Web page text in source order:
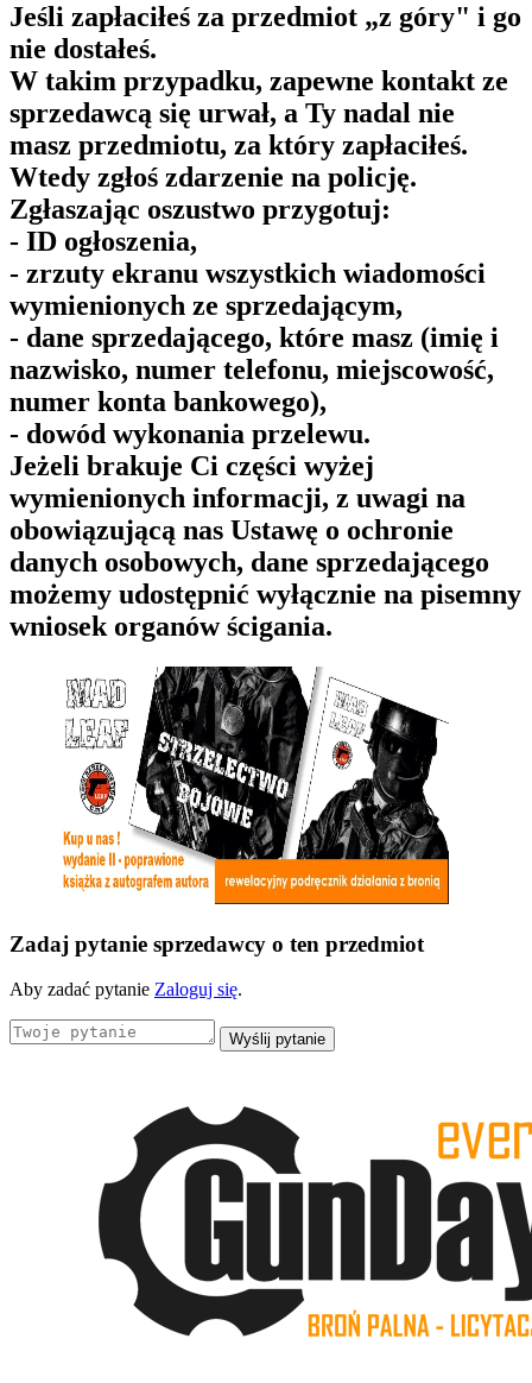
Jeśli zapłaciłeś za przedmiot „z góry" i go
nie dostałeś.
W takim przypadku, zapewne kontakt ze
sprzedawcą się urwał, a Ty nadal nie
masz przedmiotu, za który zapłaciłeś.
Wtedy zgłoś zdarzenie na policję.
Zgłaszając oszustwo przygotuj:
- ID ogłoszenia,
- zrzuty ekranu wszystkich wiadomości
wymienionych ze sprzedającym,
- dane sprzedającego, które masz (imię i
nazwisko, numer telefonu, miejscowość,
numer konta bankowego),
- dowód wykonania przelewu.
Jeżeli brakuje Ci części wyżej
wymienionych informacji, z uwagi na
obowiązującą nas Ustawę o ochronie
danych osobowych, dane sprzedającego
możemy udostępnić wyłącznie na pisemny
wniosek organów ścigania.
Zadaj pytanie sprzedawcy o ten przedmiot
Aby zadać pytanie Zaloguj się.
Wyślij pytanie